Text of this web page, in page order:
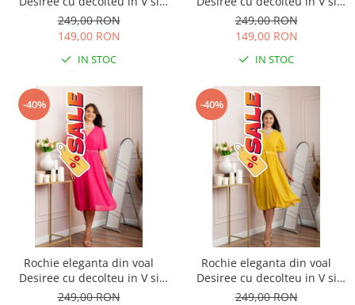
curea - Grena
249,00 RON
149,00 RON
IN STOC
curea - Roz pastel
249,00 RON
149,00 RON
IN STOC
-40%
Rochie eleganta din voal
Desiree cu decolteu in V si
curea - Ciclam
249,00 RON
-40%
Rochie eleganta din voal
Desiree cu decolteu in V si
curea - Galben
249,00 RON